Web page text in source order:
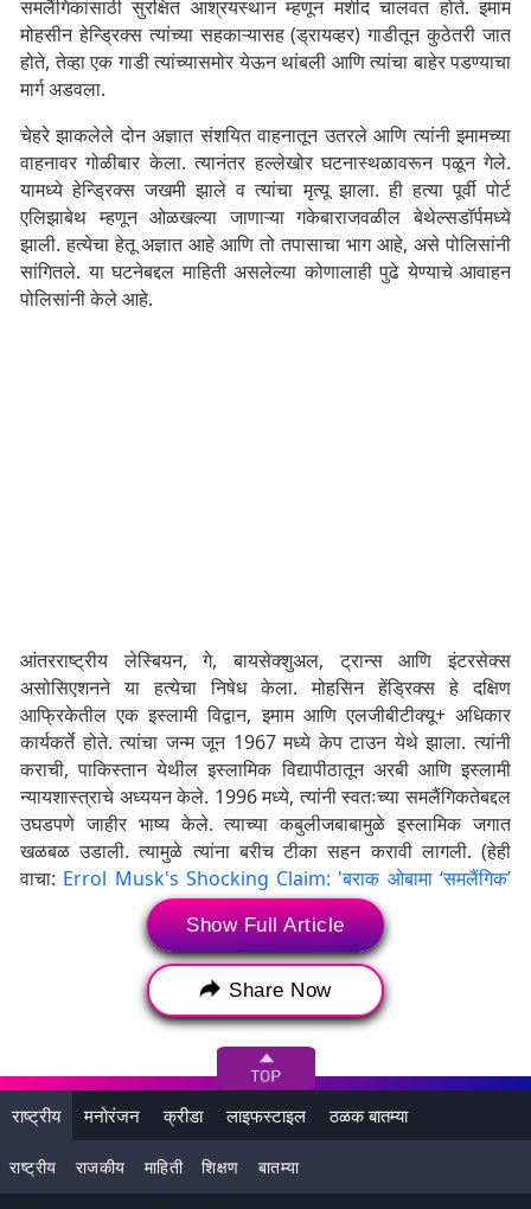
समलैंगिकांसाठी सुरक्षित आश्रयस्थान म्हणून मशीद चालवत होते. इमाम
मोहसीन हेन्ड्रिक्स त्यांच्या सहकाऱ्यासह (ड्रायव्हर) गाडीतून कुठेतरी जात
होते, तेव्हा एक गाडी त्यांच्यासमोर येऊन थांबली आणि त्यांचा बाहेर पडण्याचा
मार्ग अडवला.
चेहरे झाकलेले दोन अज्ञात संशयित वाहनातून उतरले आणि त्यांनी इमामच्या
वाहनावर गोळीबार केला. त्यानंतर हल्लेखोर घटनास्थळावरून पळून गेले.
यामध्ये हेन्ड्रिक्स जखमी झाले व त्यांचा मृत्यू झाला. ही हत्या पूर्वी पोर्ट
एलिझाबेथ म्हणून ओळखल्या जाणाऱ्या गकेबाराजवळील बेथेल्सडॉर्पमध्ये
झाली. हत्येचा हेतू अज्ञात आहे आणि तो तपासाचा भाग आहे, असे पोलिसांनी
सांगितले. या घटनेबद्दल माहिती असलेल्या कोणालाही पुढे येण्याचे आवाहन
पोलिसांनी केले आहे.
आंतरराष्ट्रीय लेस्बियन, गे, बायसेक्शुअल, ट्रान्स आणि इंटरसेक्स
असोसिएशनने या हत्येचा निषेध केला. मोहसिन हेंड्रिक्स हे दक्षिण
आफ्रिकेतील एक इस्लामी विद्वान, इमाम आणि एलजीबीटीक्यू+ अधिकार
कार्यकर्ते होते. त्यांचा जन्म जून 1967 मध्ये केप टाउन येथे झाला. त्यांनी
कराची, पाकिस्तान येथील इस्लामिक विद्यापीठातून अरबी आणि इस्लामी
न्यायशास्त्राचे अध्ययन केले. 1996 मध्ये, त्यांनी स्वतःच्या समलैंगिकतेबद्दल
उघडपणे जाहीर भाष्य केले. त्याच्या कबुलीजबाबामुळे इस्लामिक जगात
खळबळ उडाली. त्यामुळे त्यांना बरीच टीका सहन करावी लागली. (हेही
वाचा: Errol Musk's Shocking Claim: 'बराक ओबामा ‘समलैंगिक’
असून त्यांनी स्त्रीसारखे कपडे घालणाऱ्या पुरुषाशी लग्न केले'; एलॉन मस्क
यांचे वडील एरॉल मस्क यांचा धक्कादायक दावा)
सर्व टीकेच्या पार्श्वभूमीवर, त्यांनी LGBTQ आणि मुस्लिमांच्या हक्कांसाठी
वकिली करण्यास सुरुवात केली. हेंड्रिक्स यांनी केप टाउनमध्ये
एलजीबीटीक्यू+ मुस्लिमांसाठी सुरक्षित उपासनेचे ठिकाण म्हणून जगातील
पहिली समलैंगिक-अनुकूल मशिद स्थापन केली. या उपक्रमाद्वारे, त्यांनी
पारंपारिक धार्मिक नेत्यांच्या निषेधाच्या पार्श्वभूमीवर, समलैंगिक मुस्लिमांना
उपासनेची आणि समुदायाची जागा प्रदान केली. हेन्ड्रिक्स यांनी एका
माहितीपटात त्यांच्याविरुद्ध धमक्यांचे संकेत दिले होते, परंतु 'मृत्यूच्या भीतीपेक्षा
प्रामाणिक असण्याची गरज मोठी आहे' असा आग्रह त्यांनी धरला व आपले
कार्य करत राहिले.
Show Full Article
Share Now
राष्ट्रीय मनोरंजन क्रीडा लाइफस्टाइल ठळक बातम्या
राष्ट्रीय राजकीय माहिती शिक्षण बातम्या